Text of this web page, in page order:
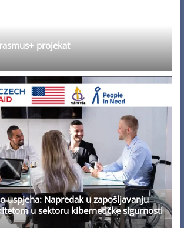
projekat
uspjeha: Napredak u zapošljavanju
u sektoru kibernetičke sigurnosti